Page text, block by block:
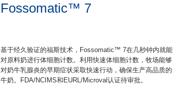
Fossomatic™ 7
基于经久验证的福斯技术，Fossomatic™ 7在几秒钟内就能
对原料奶进行体细胞计数。利用快速体细胞计数，牧场能够
对奶牛乳腺炎的早期症状采取快速行动，确保生产高品质的
牛奶。FDA/NCIMS和EURL/Microval认证待审批。